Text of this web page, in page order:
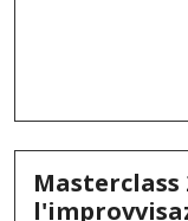
Masterclass